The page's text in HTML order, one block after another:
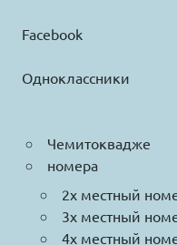
Facebook
Одноклассники
Чемитоквадже
номера
2х местный
3х местный
4х местный